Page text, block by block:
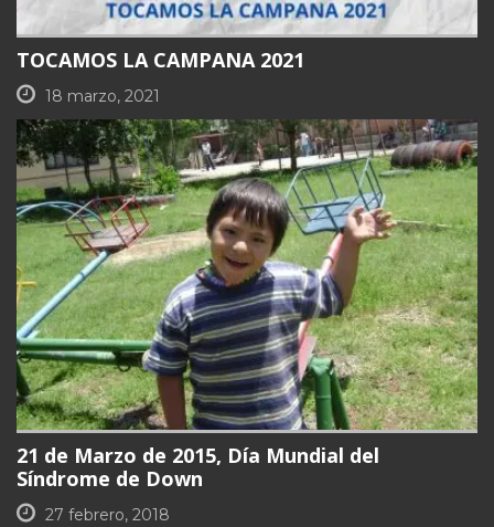
TOCAMOS LA CAMPANA 2021
18 marzo, 2021
21 de Marzo de 2015, Día Mundial del
Síndrome de Down
27 febrero, 2018